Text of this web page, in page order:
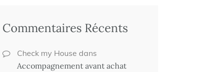
Commentaires Récents
Check my House dans
Accompagnement avant achat